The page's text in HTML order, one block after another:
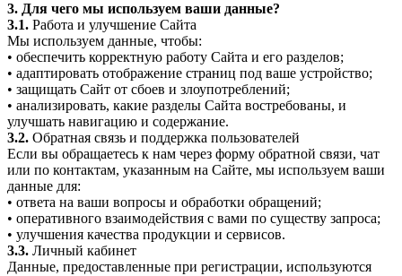
3. Для чего мы используем ваши данные?
3.1. Работа и улучшение Сайта
Мы используем данные, чтобы:
• обеспечить корректную работу Сайта и его разделов;
• адаптировать отображение страниц под ваше устройство;
• защищать Сайт от сбоев и злоупотреблений;
• анализировать, какие разделы Сайта востребованы, и
улучшать навигацию и содержание.
3.2. Обратная связь и поддержка пользователей
Если вы обращаетесь к нам через форму обратной связи, чат
или по контактам, указанным на Сайте, мы используем ваши
данные для:
• ответа на ваши вопросы и обработки обращений;
• оперативного взаимодействия с вами по существу запроса;
• улучшения качества продукции и сервисов.
3.3. Личный кабинет
Данные, предоставленные при регистрации, используются